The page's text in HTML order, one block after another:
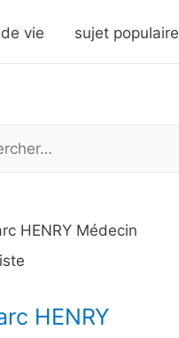
vie sujet populaire
HENRY